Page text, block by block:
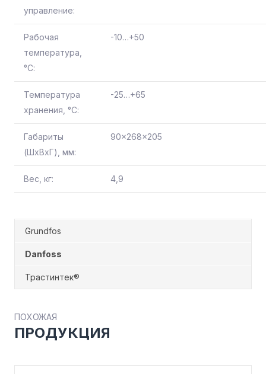
управление:
Рабочая
температура,
°С:
-10…+50
Температура
хранения, °С:
-25…+65
Габариты
(ШхВхГ), мм:
90x268x205
Вес, кг: 4,9
Grundfos
Danfoss
Трастинтек®
ПОХОЖАЯ
ПРОДУКЦИЯ